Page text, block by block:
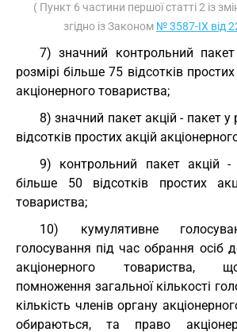
( Пункт 6 частини першої статті 2 із
згідно із Законом № 3587-IX від
7) значний контрольний
розмірі більше 75 відсотків
акціонерного товариства;
8) значний пакет акцій - пакет у
відсотків простих акцій
9) контрольний пакет акцій -
більше 50 відсотків простих
товариства;
10) кумулятивне
голосування під час обрання осіб
акціонерного товариства,
помноження загальної кількості
кількість членів органу
обираються, та право